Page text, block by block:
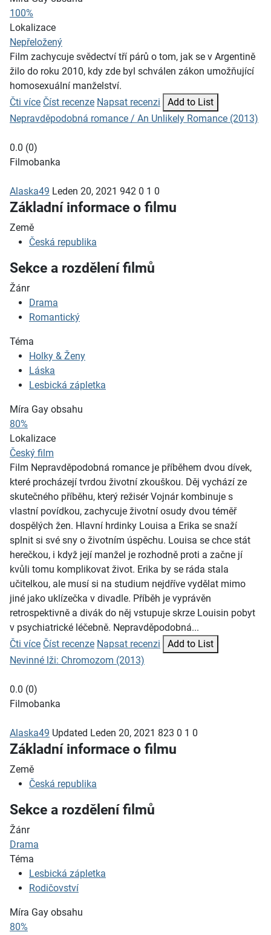
100%
Lokalizace
Nepřeložený
Film zachycuje svědectví tří párů o tom, jak se v Argentině
žilo do roku 2010, kdy zde byl schválen zákon umožňující
homosexuální manželství.
Čti více Číst recenze Napsat recenzi
Add to List
Nepravděpodobná romance / An Unlikely Romance (2013)
0.0 (0)
Filmobanka
Alaska49 Leden 20, 2021 942 0 1 0
Základní informace o filmu
Země
Česká republika
Sekce a rozdělení filmů
Žánr
Drama
Romantický
Téma
Holky & Ženy
Láska
Lesbická zápletka
Míra Gay obsahu
80%
Lokalizace
Český film
Film Nepravděpodobná romance je příběhem dvou dívek,
které procházejí tvrdou životní zkouškou. Děj vychází ze
skutečného příběhu, který režisér Vojnár kombinuje s
vlastní povídkou, zachycuje životní osudy dvou téměř
dospělých žen. Hlavní hrdinky Louisa a Erika se snaží
splnit si své sny o životním úspěchu. Louisa se chce stát
herečkou, i když její manžel je rozhodně proti a začne jí
kvůli tomu komplikovat život. Erika by se ráda stala
učitelkou, ale musí si na studium nejdříve vydělat mimo
jiné jako uklízečka v divadle. Příběh je vyprávěn
retrospektivně a divák do něj vstupuje skrze Louisin pobyt
v psychiatrické léčebně. Nepravděpodobná...
Čti více Číst recenze Napsat recenzi
Add to List
Nevinné lži: Chromozom (2013)
0.0 (0)
Filmobanka
Alaska49 Updated Leden 20, 2021 823 0 1 0
Základní informace o filmu
Země
Česká republika
Sekce a rozdělení filmů
Žánr
Drama
Téma
Lesbická zápletka
Rodičovství
Míra Gay obsahu
80%